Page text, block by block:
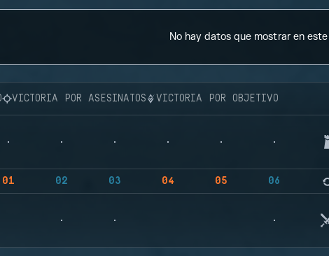
No hay datos que mostrar en
VICTORIA POR ASESINATOS VICTORIA POR OBJETIVO
01 02 03 04 05 06